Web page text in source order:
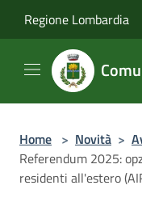
Regione Lombardia
Home > Novità >
Referendum 2025:
residenti all'estero